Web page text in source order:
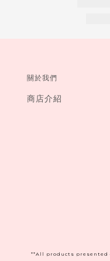
關於我們
商店介紹
**All products